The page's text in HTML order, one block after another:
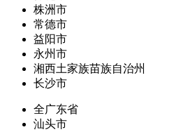
株洲市
常德市
益阳市
永州市
湘西土家族苗族自治州
长沙市
全广东省
汕头市